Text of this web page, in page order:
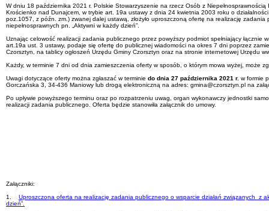
W dniu 18 października 2021 r. Polskie Stowarzyszenie na rzecz Osób z
Krościenko nad Dunajcem, w trybie art. 19a ustawy z dnia 24 kwietnia 2003 roku o
poz.1057, z późn. zm.) zwanej dalej ustawą, złożyło uproszczoną ofertę na realizację
niepełnosprawnych pn. „Aktywni w każdy dzień”.
Uznając celowość realizacji zadania publicznego przez powyższy podmiot spełniający
art.19a ust. 3 ustawy, podaje się ofertę do publicznej wiadomości na okres 7 dni poprzez
Czorsztyn, na tablicy ogłoszeń Urzędu Gminy Czorsztyn oraz na stronie internetowej Urzędu
Każdy, w terminie 7 dni od dnia zamieszczenia oferty w sposób, o którym mowa wyżej, może
Uwagi dotyczące oferty można zgłaszać w terminie do dnia 27 października 2021 r. w formie
Gorczańska 3, 34-436 Maniowy lub drogą elektroniczną na adres: gmina@czorsztyn.pl na
Po upływie powyższego terminu oraz po rozpatrzeniu uwag, organ wykonawczy jednostki
realizacji zadania publicznego. Oferta będzie stanowiła załącznik do umowy.
Załączniki:
1. Uproszczona oferta na realizację zadania publicznego o wsparcie działań związanych z
dzień”.